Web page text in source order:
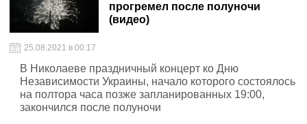
прогремел после полуночи
(видео)
25.08.2021 в 00:17
В Николаеве праздничный концерт ко Дню
Независимости Украины, начало которого состоялось
на полтора часа позже запланированных 19:00,
закончился после полуночи